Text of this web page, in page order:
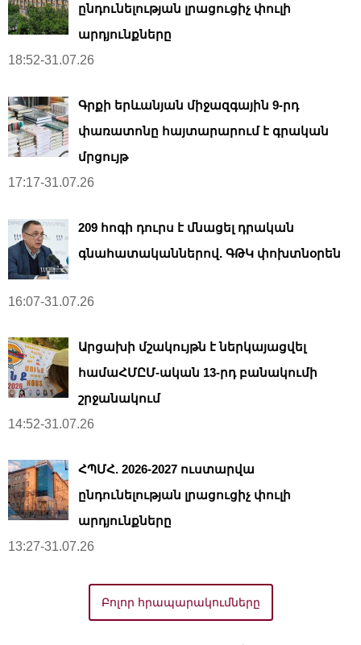
ընդունելության լրացուցիչ փուլի
արդյունքները
18:52-31.07.26
Գրքի երևանյան միջազգային 9-րդ
փառատոնը հայտարարում է գրական
մրցույթ
17:17-31.07.26
209 հոգի դուրս է մնացել դրական
գնահատականներով. ԳԹԿ փոխտնօրեն
16:07-31.07.26
Արցախի մշակույթն է ներկայացվել
համաՀՄԸՄ-ական 13-րդ բանակումի
շրջանակում
14:52-31.07.26
ՀՊՄՀ. 2026-2027 ուստարվա
ընդունելության լրացուցիչ փուլի
արդյունքները
13:27-31.07.26
Բոլոր հրապարակումները